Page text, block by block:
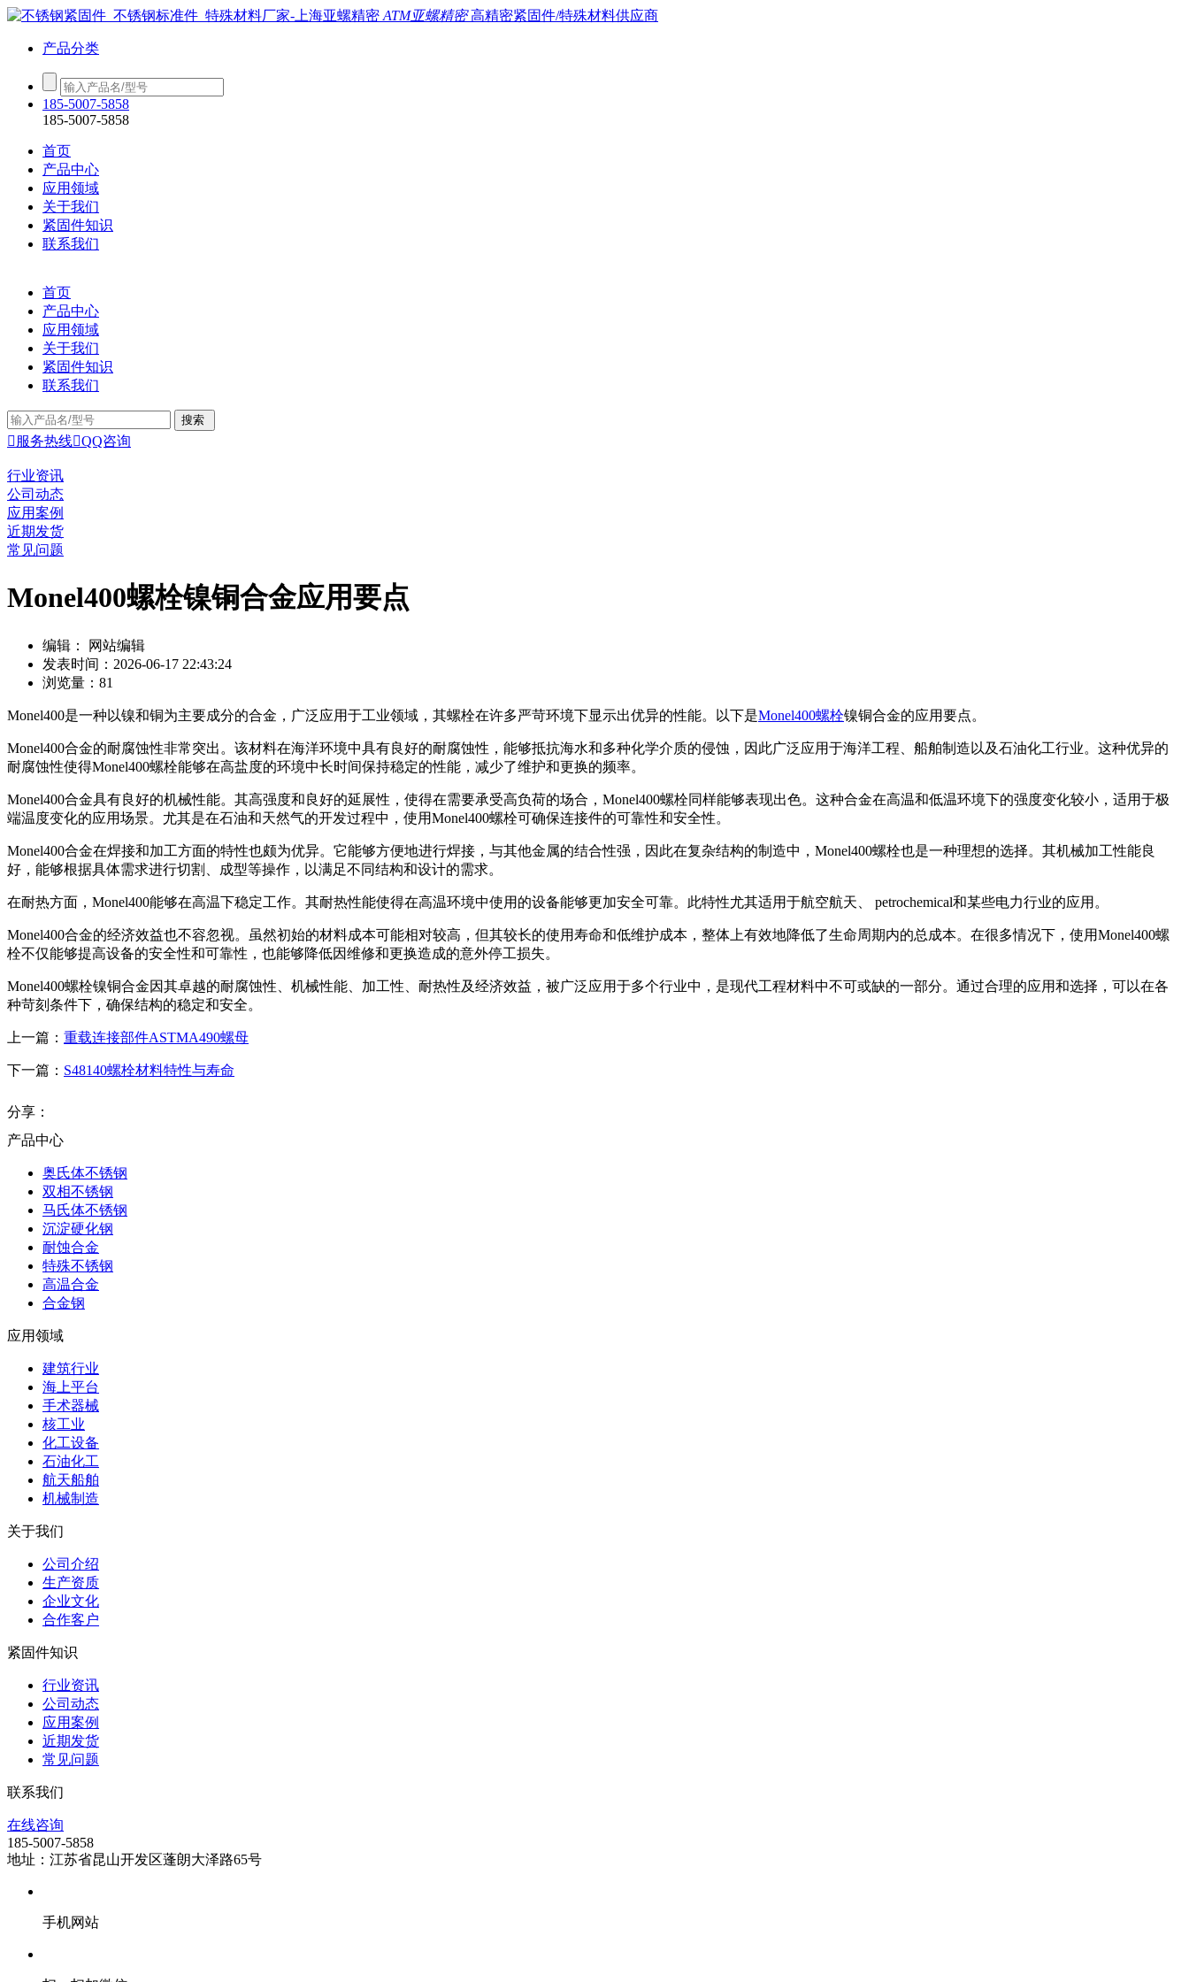
ATM亚螺精密高精密紧固件/特殊材料供应商
产品分类
185-5007-5858
185-5007-5858
首页
产品中心
应用领域
关于我们
紧固件知识
联系我们
首页
产品中心
应用领域
关于我们
紧固件知识
联系我们
 服务热线QQ咨询
行业资讯
公司动态
应用案例
近期发货
常见问题
Monel400螺栓镍铜合金应用要点
编辑： 网站编辑
发表时间：2026-06-17 22:43:24
浏览量：81
Monel400是一种以镍和铜为主要成分的合金，广泛应用于工业领域，其螺栓在许多严苛环境下显示出优异的性能。以下是Monel400螺栓镍铜合金的应用要点。
Monel400合金的耐腐蚀性非常突出。该材料在海洋环境中具有良好的耐腐蚀性，能够抵抗海水和多种化学介质的侵蚀，因此广泛应用于海洋工程、船舶制造以及石油化工行业。这种优异的
耐腐蚀性使得Monel400螺栓能够在高盐度的环境中长时间保持稳定的性能，减少了维护和更换的频率。
Monel400合金具有良好的机械性能。其高强度和良好的延展性，使得在需要承受高负荷的场合，Monel400螺栓同样能够表现出色。这种合金在高温和低温环境下的强度变化较小，适用于极
端温度变化的应用场景。尤其是在石油和天然气的开发过程中，使用Monel400螺栓可确保连接件的可靠性和安全性。
Monel400合金在焊接和加工方面的特性也颇为优异。它能够方便地进行焊接，与其他金属的结合性强，因此在复杂结构的制造中，Monel400螺栓也是一种理想的选择。其机械加工性能良
好，能够根据具体需求进行切割、成型等操作，以满足不同结构和设计的需求。
在耐热方面，Monel400能够在高温下稳定工作。其耐热性能使得在高温环境中使用的设备能够更加安全可靠。此特性尤其适用于航空航天、 petrochemical和某些电力行业的应用。
Monel400合金的经济效益也不容忽视。虽然初始的材料成本可能相对较高，但其较长的使用寿命和低维护成本，整体上有效地降低了生命周期内的总成本。在很多情况下，使用Monel400螺
栓不仅能够提高设备的安全性和可靠性，也能够降低因维修和更换造成的意外停工损失。
Monel400螺栓镍铜合金因其卓越的耐腐蚀性、机械性能、加工性、耐热性及经济效益，被广泛应用于多个行业中，是现代工程材料中不可或缺的一部分。通过合理的应用和选择，可以在各
种苛刻条件下，确保结构的稳定和安全。
上一篇： 重载连接部件ASTMA490螺母
下一篇： S48140螺栓材料特性与寿命
分享：
产品中心
奥氏体不锈钢
双相不锈钢
马氏体不锈钢
沉淀硬化钢
耐蚀合金
特殊不锈钢
高温合金
合金钢
应用领域
建筑行业
海上平台
手术器械
核工业
化工设备
石油化工
航天船舶
机械制造
关于我们
公司介绍
生产资质
企业文化
合作客户
紧固件知识
行业资讯
公司动态
应用案例
近期发货
常见问题
联系我们
在线咨询
185-5007-5858
地址：江苏省昆山开发区蓬朗大泽路65号
手机网站